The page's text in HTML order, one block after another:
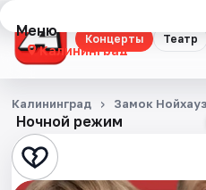
Концерты Театр
Меню
Калининград
Концерты
Театр
Стендап
Ночной режим
Калининград Замок